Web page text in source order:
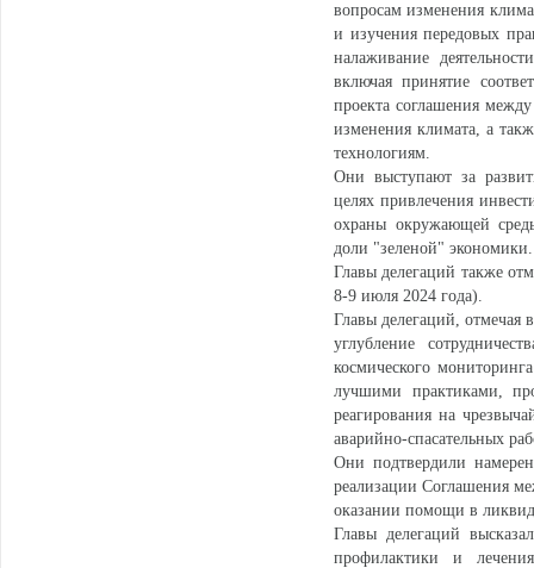
вопросам изменения
и изучения передовых
налаживание
включая принятие
проекта соглашения
изменения климата, а
технологиям.
Они выступают за
целях привлечения
охраны окружающей
доли "зеленой" экономики.
Главы делегаций также
8-9 июля 2024 года).
Главы делегаций, отмечая
углубление
космического
лучшими практиками,
реагирования на
аварийно-спасательных
Они подтвердили
реализации Соглашения
оказании помощи в
Главы делегаций
профилактики и